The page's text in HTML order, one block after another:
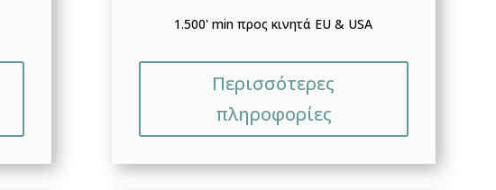
1.500' min προς κινητά EU & USA
Περισσότερες
πληροφορίες